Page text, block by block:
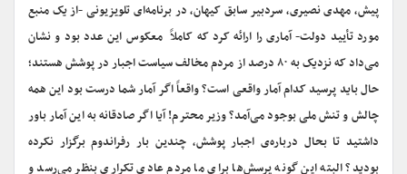
پیش، مهدی نصیری، سردبیر سابق کیهان، در برنامه‌ای تلویزیونی -از یک منبع
مورد تأیید دولت- آماری را ارائه کرد که کاملاً معکوس این عدد بود و نشان
می‌داد که نزدیک به ۸۰ درصد از مردم مخالف سیاست اجبار در پوشش هستند؛
حال باید پرسید کدام آمار واقعی است؟ واقعاً اگر آمار شما درست بود این همه
چالش و تنش ملی بوجود می‌آمد؟ وزیر محترم! آیا اگر صادقانه به این آمار باور
داشتید تا بحال درباره‌ی اجبار پوشش، چندین بار رفراندوم برگزار نکرده
بودید؟ البته این گونه پرسش‌ها برای ما مردم عادی تکراری بنظر می‌رسد و